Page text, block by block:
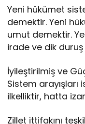
Yeni hükümet
demektir. Yeni
umut demektir.
irade ve dik
İyileştirilmiş ve
Sistem arayışları
ilkelliktir, hatta
Zillet ittifakını